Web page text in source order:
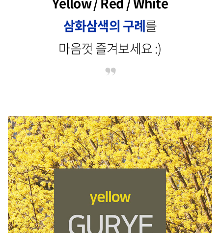
삼화삼색의 구례를
마음껏 즐겨보세요 :)